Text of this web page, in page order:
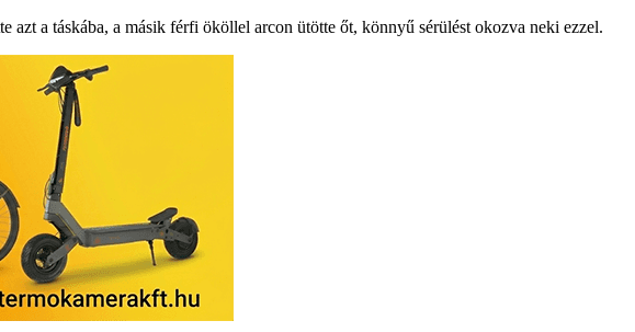
azt a táskába, a másik férfi ököllel arcon ütötte őt, könnyű sérülést okozva neki ezzel.